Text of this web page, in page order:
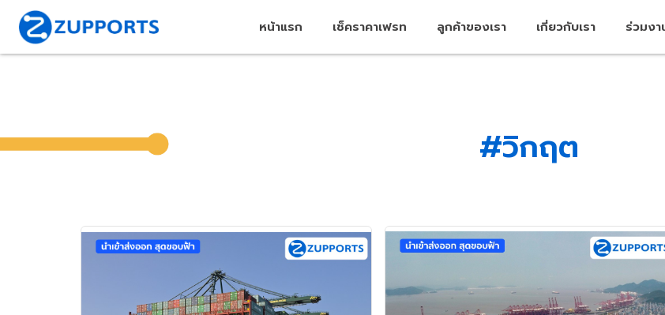
หน้าแรก เช็คราคาเฟรท ลูกค้าของเรา เกี่ยวกับเรา ร่วมงา
#วิกฤต